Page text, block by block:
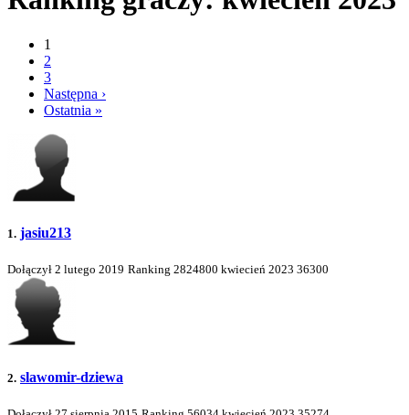
1
2
3
Następna ›
Ostatnia »
1. jasiu213
Dołączył 2 lutego 2019 Ranking 2824800 kwiecień 2023 36300
2. slawomir-dziewa